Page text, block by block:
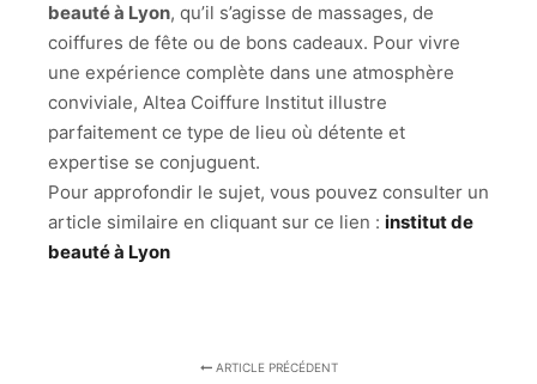
beauté à Lyon, qu’il s’agisse de massages, de
coiffures de fête ou de bons cadeaux. Pour vivre
une expérience complète dans une atmosphère
conviviale, Altea Coiffure Institut illustre
parfaitement ce type de lieu où détente et
expertise se conjuguent.
Pour approfondir le sujet, vous pouvez consulter un
article similaire en cliquant sur ce lien : institut de
beauté à Lyon
ARTICLE PRÉCÉDENT